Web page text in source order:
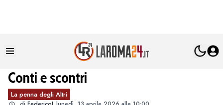
Conti e scontri
La penna degli Altri